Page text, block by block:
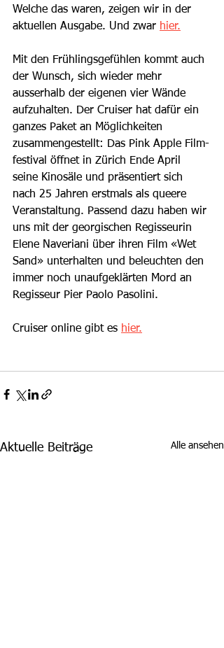
Welche das waren, zeigen wir in der
aktuellen Ausgabe. Und zwar hier.
Mit den Frühlingsgefühlen kommt auch
der Wunsch, sich wieder mehr
ausserhalb der eigenen vier Wände
aufzuhalten. Der Cruiser hat dafür ein
ganzes Paket an Möglichkeiten
zusammengestellt: Das Pink Apple Film­
festival öffnet in Zürich Ende April
seine Kinosäle und präsentiert sich
nach 25 Jahren erstmals als queere
Veranstaltung. Passend dazu haben wir
uns mit der georgischen Regisseurin
Elene Naveriani über ihren Film «Wet
Sand» unterhalten und beleuchten den
immer noch unaufgeklärten Mord an
Regisseur Pier Paolo Pasolini.
Cruiser online gibt es hier.
Aktuelle Beiträge Alle ansehen